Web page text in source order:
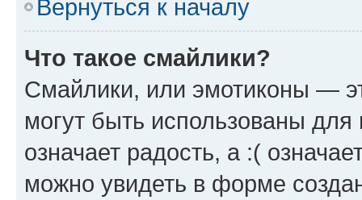
Вернуться к началу
Что такое смайлики?
Смайлики, или эмотиконы —
могут быть использованы
означает радость, а :(
можно увидеть в форме